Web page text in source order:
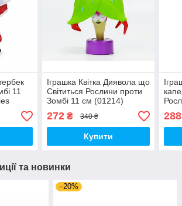
11
Іграшка Квітка Диявола що
Світиться Рослини проти
Зомбі 11 см (01214)
272₴ 340 ₴
Купити
см
288
та новинки
–20%